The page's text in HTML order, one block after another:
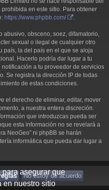
asegurar que
en nuestro sitio
en este sitio. Para obtener
https://www.phpbb.com/ .
obsceno, soez, difamatorio,
sexual o ilegal de cualquier otro
país, la del país en el que se aloja
Hacerlo podría dar lugar a tu
a tu proveedor de servicios
Se registra la dirección IP de todas
de estas condiciones.
el derecho de eliminar, editar, mover
a nuestra entera discreción.
que introduzcas pueda ser
esta información no se revelará a
NeoGeo” ni phpBB se harán
informática que pueda dar lugar a